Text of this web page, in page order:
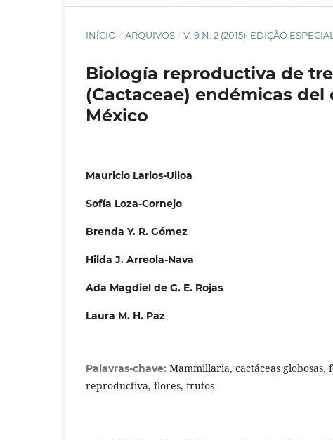
INÍCIO / ARQUIVOS / V. 9 N. 2 (2015): EDIÇÃO
Biología reproductiva de
(Cactaceae) endémicas del
México
Mauricio Larios-Ulloa
Sofía Loza-Cornejo
Brenda Y. R. Gómez
Hilda J. Arreola-Nava
Ada Magdiel de G. E. Rojas
Laura M. H. Paz
Palavras-chave: Mammillaria, cactáceas globosas,
reproductiva, flores, frutos